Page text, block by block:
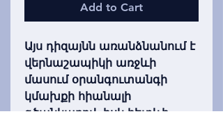
Add to Cart
Այս դիզայնն առանձնանում է
վերնաշապիկի առջևի
մասում օրանգուտանգի
կմախքի հիանալի
գծանկարով, իսկ հետևի